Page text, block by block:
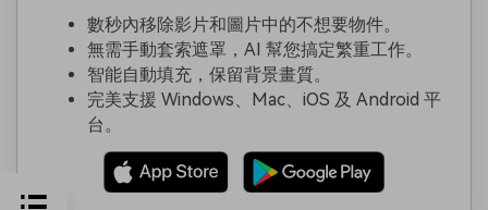
數秒內移除影片和圖片中的不想要物件。
無需手動套索遮罩，AI 幫您搞定繁重工作。
智能自動填充，保留背景畫質。
完美支援 Windows、Mac、iOS 及 Android 平
台。